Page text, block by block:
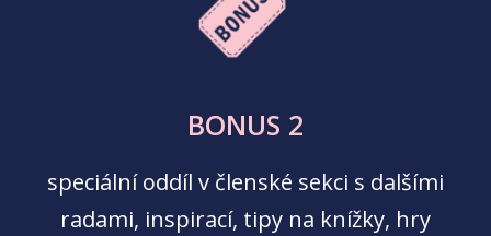
BONUS 2
speciální oddíl v členské sekci s dalšími
radami, inspirací, tipy na knížky, hry